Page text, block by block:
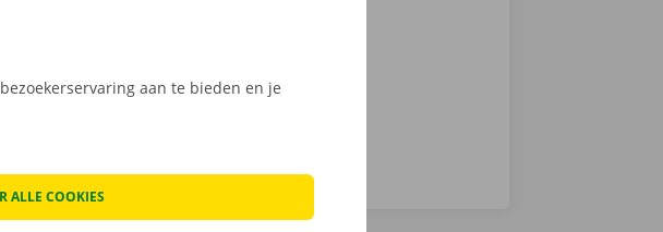
aan te bieden en je
ALLE COOKIES